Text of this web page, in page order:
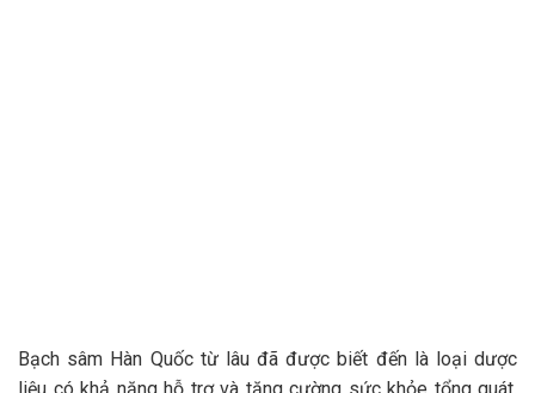
Bạch sâm Hàn Quốc từ lâu đã được biết đến là loại dược
liệu có khả năng hỗ trợ và tăng cường sức khỏe tổng quát.